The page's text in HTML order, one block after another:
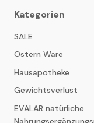
Flüssiges Paraffin
Handpflege
Eigenschaften
Ergebnisse, um
Glätte,
gepflegtes
bildet einen
Kategorien
SALE
Ostern Ware
Hausapotheke
Gewichtsverlust
EVALAR natürliche